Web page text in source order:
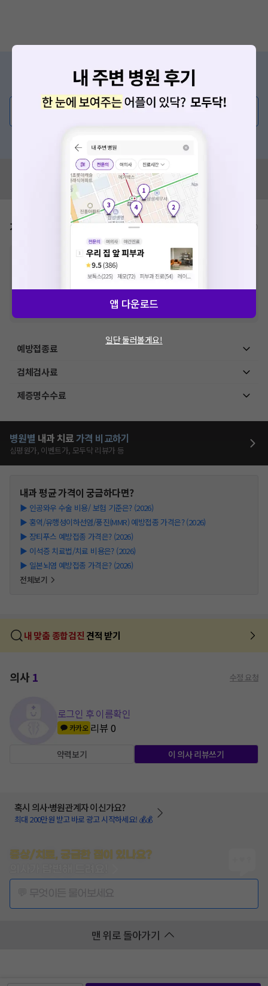
증상/치료, 궁금한 점이 있나요?
의사가 직접 답해드려요!
💬 무엇이든 물어보세요
혹시 잘못된 병원정보가 있나요?
모두닥 팀에 알려주세요!
가격표 비급여/급여 진료란?
비급여 항목의 경우,추가비용 등으로 실제 가격과 상이할 수 있으니, 정확
한 가격은 해당 의료기관에 직접 문의해주세요.
건강보험심사평가원에 고지되어 있는 급여 진료 기준 가
격입니다. (진료와 연관된 복합적인 비용이 추가되어, 병원마다 금액이 다르게
산정될 수 있는 점 참고 바랍니다.)
VAT 포함
예방접종료
검체검사료
제증명수수료
병원별 내과 치료가격 비교하기
심평원가, 이벤트가, 모두닥 리뷰가 등
내과평균 가격이 궁금하다면?
▶ 인공와우 수술 비용/ 보험 기준은? (2026)
▶ 홍역/유행성이하선염/풍진(MMR) 예방접종 가격은? (2026)
▶ 장티푸스 예방접종 가격은? (2026)
▶ 이석증 치료법/치료 비용은? (2026)
▶ 일본뇌염 예방접종 가격은? (2026)
전체보기
내 맞춤 종합검진 견적 받기
의사1 수정 요청
로그인 후 이름확인
카카오 리뷰0
약력보기 이 의사 리뷰쓰기
혹시 의사·병원관계자 이신가요?
최대 200만원 받고 바로 광고 시작하세요! 💰💰
증상/치료, 궁금한 점이 있나요?
맨 위로 돌아가기
요청하신 작업을 처리하지 못했습니다.
네트워크 또는 서버의 일시적인 오류로, 잠시 후 다시 시도해주
세요. 지속적으로 문제가 발생할 경우 모두닥 채널톡으로 문의
앱 다운로드
일단 둘러볼게요!